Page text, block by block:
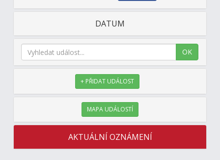
DATUM
OK
+ PŘIDAT UDÁLOST
MAPA UDÁLOSTÍ
AKTUÁLNÍ OZNÁMENÍ